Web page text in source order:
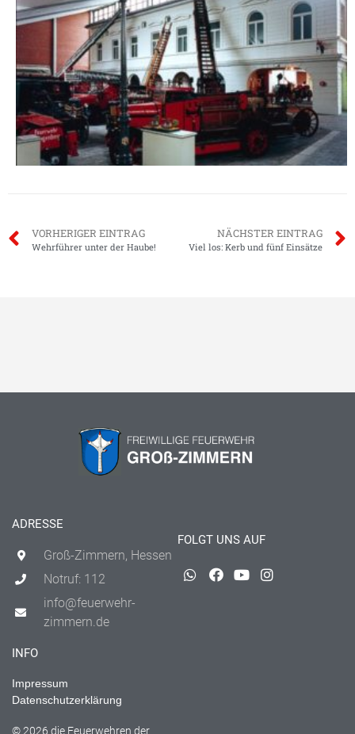
VORHERIGER EINTRAG
Wehrführer unter der Haube!
NÄCHSTER EINTRAG
Viel los: Kerb und fünf Einsätze
ADRESSE
Groß-Zimmern, Hessen
Notruf: 112
info@feuerwehr-
zimmern.de
FOLGT UNS AUF
INFO
Impressum
Datenschutzerklärung
© 2026 die Feuerwehren der